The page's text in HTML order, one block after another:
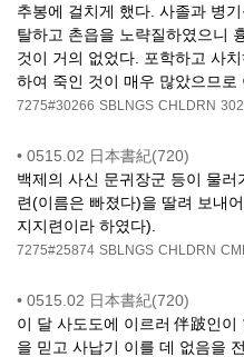
추봉에 걸치게 했다. 사졸과 병
탈하고 촌읍을 노략질하였으니
것이 거의 없었다. 포학하고 사
하여 죽인 것이 매우 많았으므로
7275#30266 SBLNGS CHLDRN
• 0515.02 日本書紀(720)
백제의 사신 문귀장군 등이 물
련(이름은 빠졌다)을 딸려 보내
지지련이라 하였다).
7275#25874 SBLNGS CHLDRN
• 0515.02 日本書紀(720)
이 달 사도도에 이르러 伴跛인
을 믿고 사납기 이를 데 없음을